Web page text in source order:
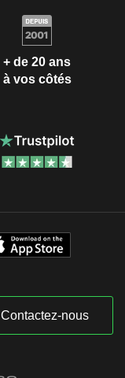
+ de 20 ans
à vos côtés
Contactez-nous